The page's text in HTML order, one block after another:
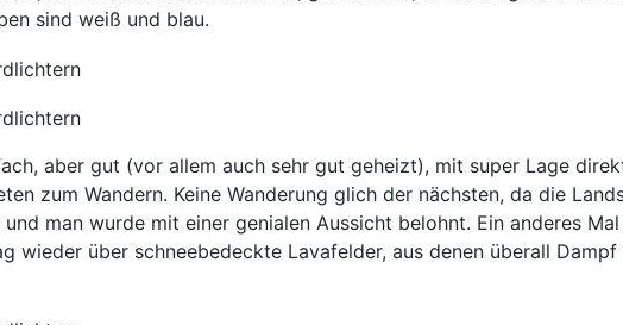
sind weiß und blau.
aber gut (vor allem auch sehr gut geheizt), mit super Lage
zum Wandern. Keine Wanderung glich der nächsten, da die
man wurde mit einer genialen Aussicht belohnt. Ein anderes
wieder über schneebedeckte Lavafelder, aus denen überall